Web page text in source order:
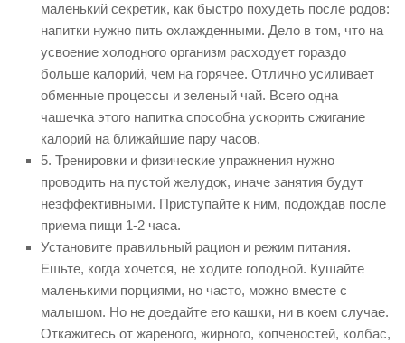
маленький секретик, как быстро похудеть после родов:
напитки нужно пить охлажденными. Дело в том, что на
усвоение холодного организм расходует гораздо
больше калорий, чем на горячее. Отлично усиливает
обменные процессы и зеленый чай. Всего одна
чашечка этого напитка способна ускорить сжигание
калорий на ближайшие пару часов.
5. Тренировки и физические упражнения нужно
проводить на пустой желудок, иначе занятия будут
неэффективными. Приступайте к ним, подождав после
приема пищи 1-2 часа.
Установите правильный рацион и режим питания.
Ешьте, когда хочется, не ходите голодной. Кушайте
маленькими порциями, но часто, можно вместе с
малышом. Но не доедайте его кашки, ни в коем случае.
Откажитесь от жареного, жирного, копченостей, колбас,